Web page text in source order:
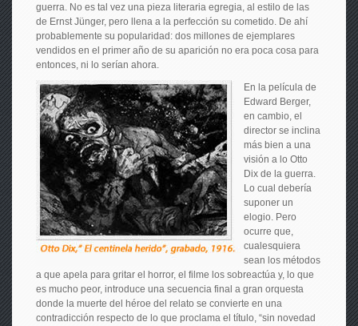
guerra. No es tal vez una pieza literaria egregia, al estilo de las
de Ernst Jünger, pero llena a la perfección su cometido. De ahí
probablemente su popularidad: dos millones de ejemplares
vendidos en el primer año de su aparición no era poca cosa para
entonces, ni lo serían ahora.
En la película de
Edward Berger,
en cambio, el
director se inclina
más bien a una
visión a lo Otto
Dix de la guerra.
Lo cual debería
suponer un
elogio. Pero
ocurre que,
cualesquiera
sean los métodos
a que apela para gritar el horror, el filme los sobreactúa y, lo que
es mucho peor, introduce una secuencia final a gran orquesta
donde la muerte del héroe del relato se convierte en una
contradicción respecto de lo que proclama el título, “sin novedad